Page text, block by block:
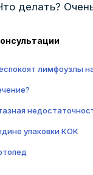
делать?
лимфоузлы
упаковки КОК